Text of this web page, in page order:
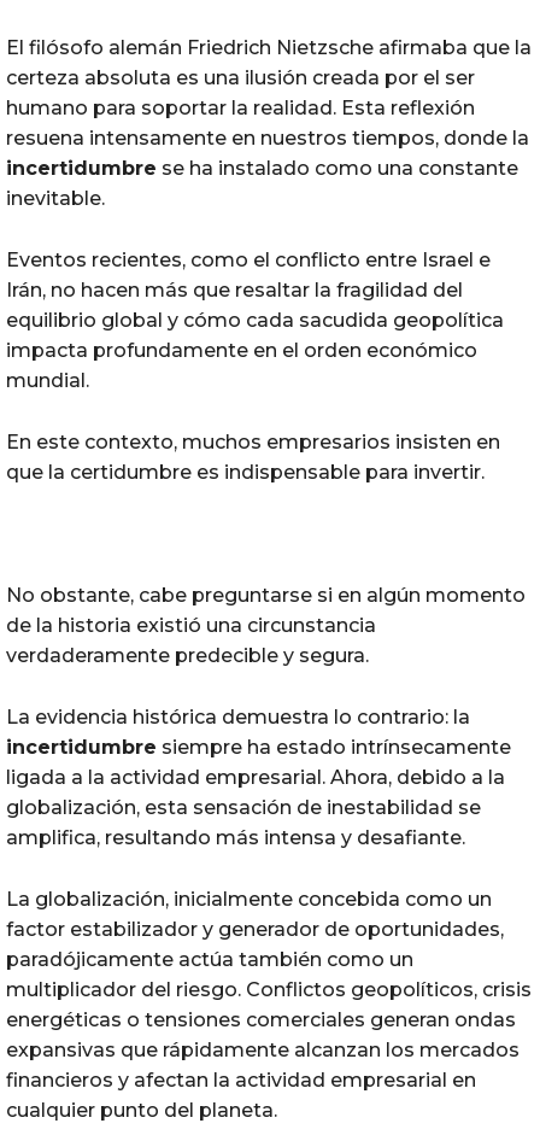
El filósofo alemán Friedrich Nietzsche afirmaba que la
certeza absoluta es una ilusión creada por el ser
humano para soportar la realidad. Esta reflexión
resuena intensamente en nuestros tiempos, donde la
incertidumbre se ha instalado como una constante
inevitable.
Eventos recientes, como el conflicto entre Israel e
Irán, no hacen más que resaltar la fragilidad del
equilibrio global y cómo cada sacudida geopolítica
impacta profundamente en el orden económico
mundial.
En este contexto, muchos empresarios insisten en
que la certidumbre es indispensable para invertir.
No obstante, cabe preguntarse si en algún momento
de la historia existió una circunstancia
verdaderamente predecible y segura.
La evidencia histórica demuestra lo contrario: la
incertidumbre siempre ha estado intrínsecamente
ligada a la actividad empresarial. Ahora, debido a la
globalización, esta sensación de inestabilidad se
amplifica, resultando más intensa y desafiante.
La globalización, inicialmente concebida como un
factor estabilizador y generador de oportunidades,
paradójicamente actúa también como un
multiplicador del riesgo. Conflictos geopolíticos, crisis
energéticas o tensiones comerciales generan ondas
expansivas que rápidamente alcanzan los mercados
financieros y afectan la actividad empresarial en
cualquier punto del planeta.